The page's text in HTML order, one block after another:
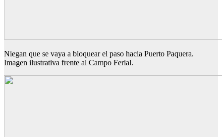
Niegan que se vaya a bloquear el paso hacia Puerto Paquera.
Imagen ilustrativa frente al Campo Ferial.